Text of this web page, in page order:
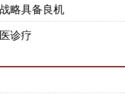
略具备良机
诊疗